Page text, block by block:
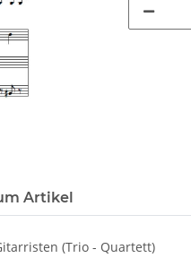
Artikel
(Trio - Quartett)